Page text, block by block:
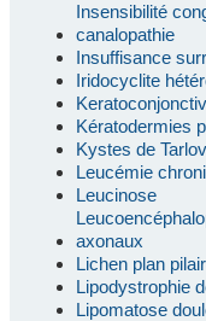
Insensibilité
canalopathie
Insuffisance
Iridocyclite
Kératodermies
Kystes de Tarlov
Leucémie
Leucinose
axonaux
Lichen plan
Lipodystrophie
Lipomatose